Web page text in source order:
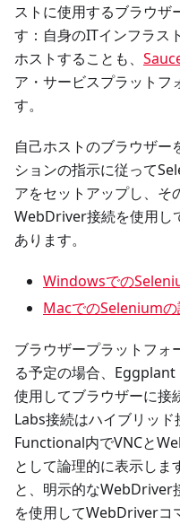
ストに使用するブラウザ
す：自身のITインフラス
ホストすることも、
ア・サービスプラットフ
す。
自己ホストのブラウザー
ションの指示に従って
アをセットアップし、
WebDriver接続を使用し
あります。
Windowsでの
MacでのSeleniumの
ブラウザープラットフォ
る予定の場合、
使用してブラウザーに接
Labs接続はハイブリッ
Functional内でVNCと
として論理的に表示しま
と、明示的なWebDriver
を使用してWebDriverコ